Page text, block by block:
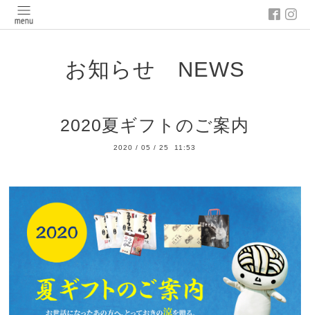
お知らせ NEWS
2020夏ギフトのご案内
2020 /05 /25 11:53